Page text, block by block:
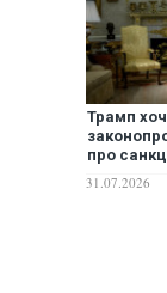
Трамп
про
31.07.2026